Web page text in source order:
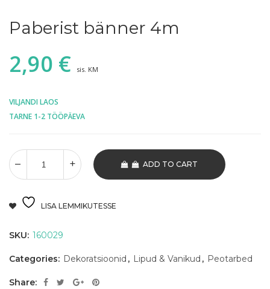
Paberist bänner 4m
2,90 € sis. KM
VILJANDI LAOS
TARNE 1-2 TÖÖPÄEVA
ADD TO CART
LISA LEMMIKUTESSE
SKU: 160029
Categories: Dekoratsioonid , Lipud & Vanikud , Peotarbed
Share: